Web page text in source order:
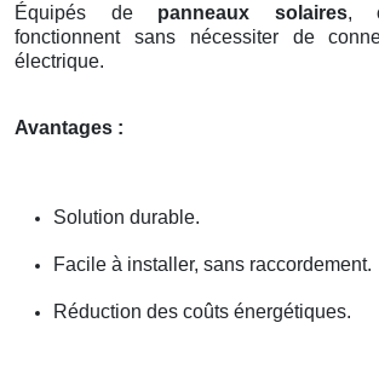
Équipés de panneaux solaires,
fonctionnent sans nécessiter de
électrique.
Avantages :
Solution durable.
Facile à installer, sans raccordement.
Réduction des coûts énergétiques.